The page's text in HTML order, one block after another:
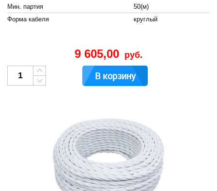
Мин. партия
50(м)
Форма кабеля
круглый
9 605,00 руб.
В корзину